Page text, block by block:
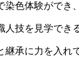
染色体験ができ
人技を見学でき
承に力を入れ